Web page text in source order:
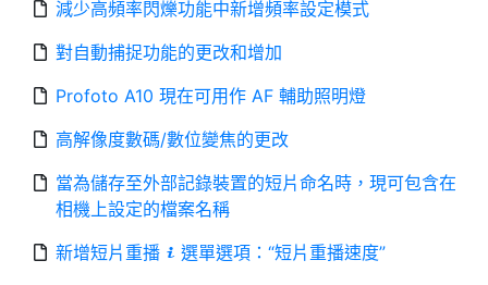
減少高頻率閃爍功能中新增頻率設定模式
對自動捕捉功能的更改和增加
Profoto A10 現在可用作 AF 輔助照明燈
高解像度數碼/數位變焦的更改
當為儲存至外部記錄裝置的短片命名時，現可包含在
相機上設定的檔案名稱
新增短片重播 i 選單選項：“短片重播速度”